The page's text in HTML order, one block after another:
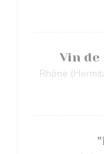
Vin de
Rhône